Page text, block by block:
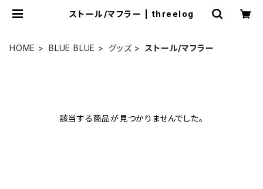
ストール/マフラー | threelog
HOME BLUE BLUE グッズ ストール/マフラー
該当する商品が見つかりませんでした。